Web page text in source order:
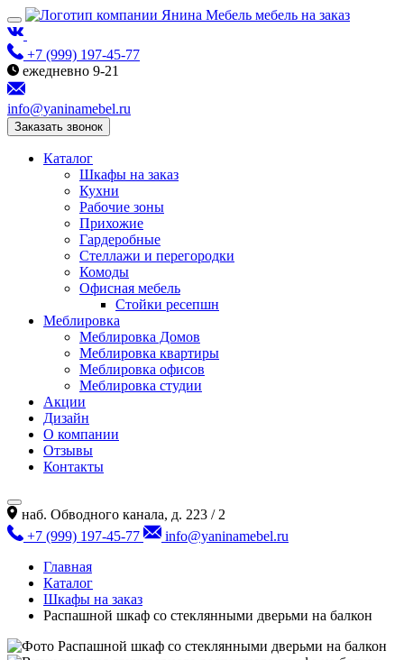
мебель на заказ
+7 (999) 197-45-77
ежедневно 9-21
info@yaninamebel.ru
Заказать звонок
Каталог
Шкафы на заказ
Кухни
Рабочие зоны
Прихожие
Гардеробные
Стеллажи и перегородки
Комоды
Офисная мебель
Стойки ресепшн
Меблировка
Меблировка Домов
Меблировка квартиры
Меблировка офисов
Меблировка студии
Акции
Дизайн
О компании
Отзывы
Контакты
наб. Обводного канала, д. 223 / 2
+7 (999) 197-45-77
info@yaninamebel.ru
Главная
Каталог
Шкафы на заказ
Распашной шкаф со стеклянными дверьми на балкон